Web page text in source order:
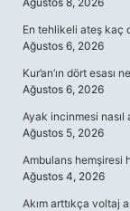
En tehlikeli ateş kaç
Ağustos 6, 2026
Kur’an’ın dört esası
Ağustos 6, 2026
Ayak incinmesi nasıl
Ağustos 5, 2026
Ambulans hemşiresi
Ağustos 4, 2026
Akım arttıkça voltaj